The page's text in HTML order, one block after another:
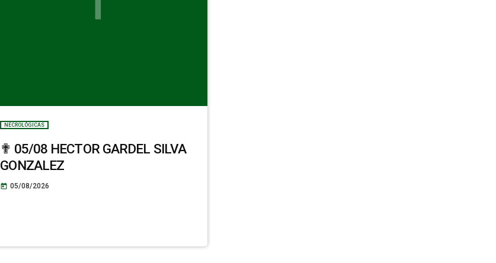
NECROLÓGICAS
✟ 05/08 HECTOR GARDEL SILVA
GONZALEZ
today 05/08/2026